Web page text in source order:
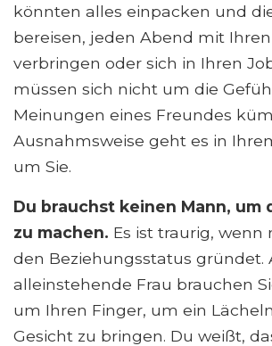
könnten alles einpacken und
bereisen, jeden Abend mit
verbringen oder sich in Ihren
müssen sich nicht um die
Meinungen eines Freundes
Ausnahmsweise geht es in
um Sie.
Du brauchst keinen Mann, um
zu machen. Es ist traurig, wenn
den Beziehungsstatus gründet.
alleinstehende Frau brauchen
um Ihren Finger, um ein
Gesicht zu bringen. Du weißt,